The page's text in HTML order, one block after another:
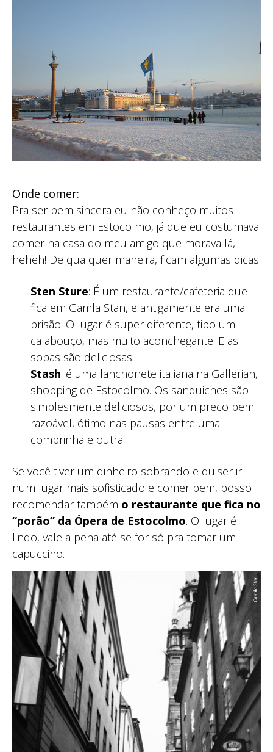
Onde comer:
Pra ser bem sincera eu não conheço muitos
restaurantes em Estocolmo, já que eu costumava
comer na casa do meu amigo que morava lá,
heheh! De qualquer maneira, ficam algumas dicas:
Sten Sture: É um restaurante/cafeteria que
fica em Gamla Stan, e antigamente era uma
prisão. O lugar é super diferente, tipo um
calabouço, mas muito aconchegante! E as
sopas são deliciosas!
Stash: é uma lanchonete italiana na Gallerian,
shopping de Estocolmo. Os sanduiches são
simplesmente deliciosos, por um preco bem
razoável, ótimo nas pausas entre uma
comprinha e outra!
Se você tiver um dinheiro sobrando e quiser ir
num lugar mais sofisticado e comer bem, posso
recomendar também o restaurante que fica no
“porão” da Ópera de Estocolmo. O lugar é
lindo, vale a pena até se for só pra tomar um
capuccino.